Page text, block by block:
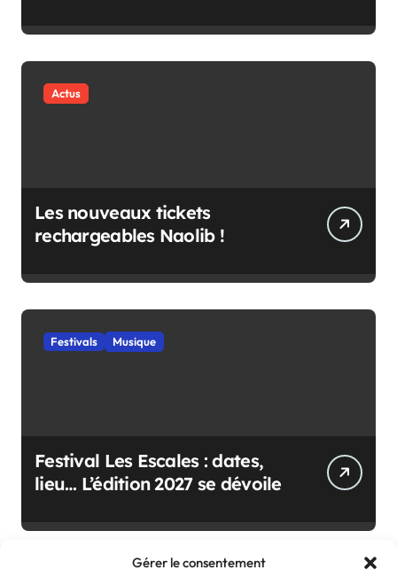
Gérer le consentement
Actus
Les nouveaux tickets
rechargeables Naolib !
Festivals Musique
Festival Les Escales : dates,
lieu… L’édition 2027 se dévoile